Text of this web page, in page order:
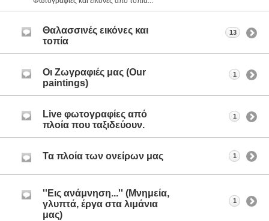
Θαλασσινές εικόνες και
τοπία
13
Οι Ζωγραφιές μας (Our
paintings)
1
Live φωτογραφίες από
πλοία που ταξιδεύουν.
1
Τα πλοία των ονείρων μας 1
''Εις ανάμνηση...'' (Μνημεία,
γλυπτά, έργα στα λιμάνια
μας)
1